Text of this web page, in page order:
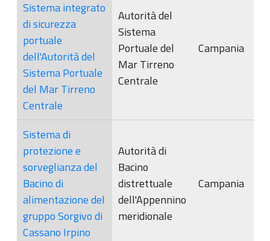
Sistema integrato
di sicurezza
portuale
dell'Autorità del
Sistema Portuale
del Mar Tirreno
Centrale
Autorità del
Sistema
Portuale del
Mar Tirreno
Centrale
Campania
Sistema di
protezione e
sorveglianza del
Bacino di
alimentazione del
gruppo Sorgivo di
Cassano Irpino
Autorità di
Bacino
distrettuale
dell'Appennino
meridionale
Campania